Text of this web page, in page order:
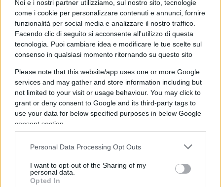
Noi e i nostri partner utilizziamo, sul nostro sito, tecnologie
come i cookie per personalizzare contenuti e annunci, fornire
funzionalità per social media e analizzare il nostro traffico.
Facendo clic di seguito si acconsente all'utilizzo di questa
tecnologia. Puoi cambiare idea e modificare le tue scelte sul
consenso in qualsiasi momento ritornando su questo sito
Please note that this website/app uses one or more Google
services and may gather and store information including but
not limited to your visit or usage behaviour. You may click to
grant or deny consent to Google and its third-party tags to
use your data for below specified purposes in below Google
consent section.
Personal Data Processing Opt Outs
I want to opt-out of the Sharing of my
personal data.
Opted In
Sul palco successivo sale la segretaria generale
della Fnsi Alessandra Costante che parla di
precarietà, compensi indecenti e querele
temerarie. Tutte battaglie legittime, ma ancora
una volta da un’unica prospettiva politica. E poi il
magistrato del CsmMarcello Basilico, che spara
a zero: la riforma sarebbe solo un tentativo per
“colpire il Csm”, una manovra per distrarre
riportato daRiviera 24, perEnrico Zucca
procuratore generale di Genova, “non si
comprende per quale ragione un pm ancorato alla